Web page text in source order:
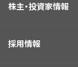
株主・投資家情報
採用情報